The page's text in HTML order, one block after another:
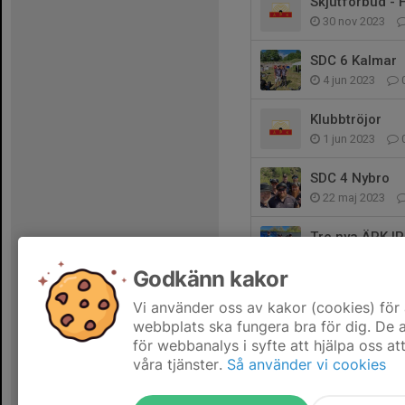
30 nov 2023
SDC 6 Kalmar
4 jun 2023
Klubbtröjor
1 jun 2023
SDC 4 Nybro
22 maj 2023
Tre nya ÄPK
25 apr 2023
Godkänn kakor
Vi använder oss av kakor (cookies)
webbplats ska fungera bra för dig. De
för webbanalys i syfte att hjälpa oss
våra tjänster. Så använder vi cookies